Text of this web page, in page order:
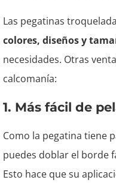
Las pegatinas
colores, diseños y
necesidades. Otras
calcomanía:
1. Más fácil de
Como la pegatina tiene
puedes doblar el borde
Esto hace que su